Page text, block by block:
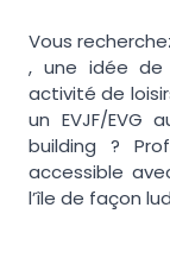
Vous
, une idée de
activité de
un EVJF/EVG
building ?
accessible
l’île de façon